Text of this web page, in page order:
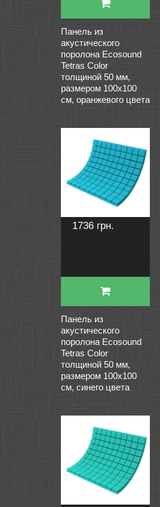
Панель из
акустического
поролона Ecosound
Tetras Color
толщиной 50 мм,
размером 100х100
см, оранжевого цвета
1736 грн.
Панель из
акустического
поролона Ecosound
Tetras Color
толщиной 50 мм,
размером 100х100
см, синего цвета